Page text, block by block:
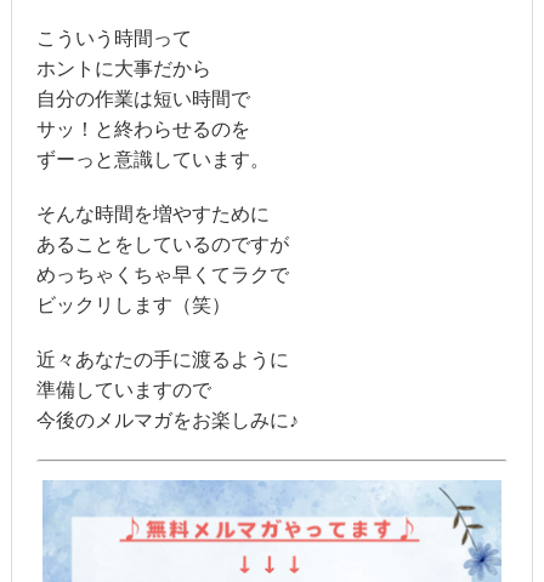
こういう時間って
ホントに大事だから
自分の作業は短い時間で
サッ！と終わらせるのを
ずーっと意識しています。
そんな時間を増やすために
あることをしているのですが
めっちゃくちゃ早くてラクで
ビックリします（笑）
近々あなたの手に渡るように
準備していますので
今後のメルマガをお楽しみに♪